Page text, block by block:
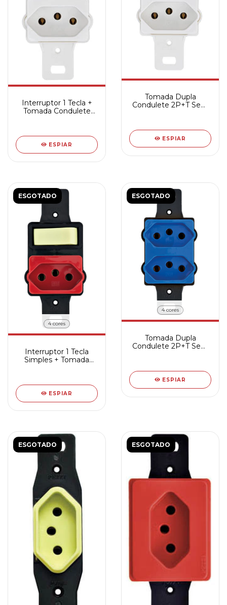
Interruptor 1 Tecla +
Tomada Condulete
ESPIAR
Tomada Dupla
Condulete 2P+T Sem
ESPIAR
ESGOTADO
4 cores
Interruptor 1 Tecla
Simples + Tomada
ESPIAR
ESGOTADO
4 cores
Tomada Dupla
Condulete 2P+T Sem
ESPIAR
ESGOTADO ESGOTADO